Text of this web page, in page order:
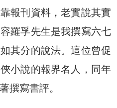
報刊資料，老實說其實
羅孚先生是我撰寫六七
其分的說法。這位曾促
小說的報界名人，同年
撰寫書評。